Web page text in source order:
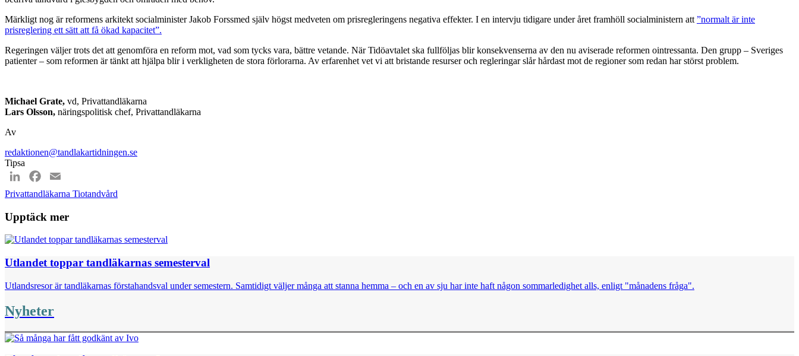
Märkligt nog är reformens arkitekt socialminister Jakob Forssmed själv högst medveten om prisregleringens negativa effekter. I en intervju tidigare under året framhöll socialministern att ”normalt är inte
prisreglering ett sätt att få ökad kapacitet”.
Regeringen väljer trots det att genomföra en reform mot, vad som tycks vara, bättre vetande. När Tidöavtalet ska fullföljas blir konsekvenserna av den nu aviserade reformen ointressanta. Den grupp – Sveriges
patienter – som reformen är tänkt att hjälpa blir i verkligheten de stora förlorarna. Av erfarenhet vet vi att bristande resurser och regleringar slår hårdast mot de regioner som redan har störst problem.
Michael Grate, vd, Privattandläkarna
Lars Olsson, näringspolitisk chef, Privattandläkarna
Av
redaktionen@tandlakartidningen.se
Tipsa
LinkedInFacebook
Privattandläkarna Tiotandvård
Upptäck mer
Utlandet toppar tandläkarnas semesterval
Utlandsresor är tandläkarnas förstahandsval under semestern. Samtidigt väljer många att stanna hemma – och en av sju har inte haft någon sommarledighet alls, enligt "månadens fråga".
Nyheter